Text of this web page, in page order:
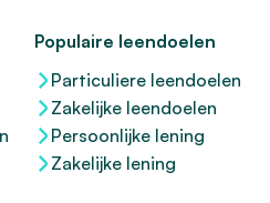
Populaire leendoelen
Particuliere leendoelen
Zakelijke leendoelen
Persoonlijke lening
Zakelijke lening